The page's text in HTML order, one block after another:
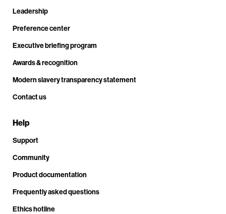
Leadership
Preference center
Executive briefing program
Awards & recognition
Modern slavery transparency statement
Contact us
Help
Support
Community
Product documentation
Frequently asked questions
Ethics hotline